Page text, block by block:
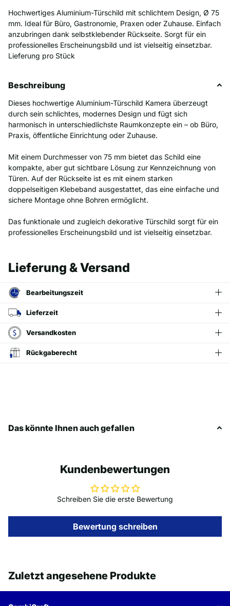
Hochwertiges Aluminium-Türschild mit schlichtem Design, Ø 75
mm. Ideal für Büro, Gastronomie, Praxen oder Zuhause. Einfach
anzubringen dank selbstklebender Rückseite. Sorgt für ein
professionelles Erscheinungsbild und ist vielseitig einsetzbar.
Lieferung pro Stück
Beschreibung
Dieses hochwertige Aluminium-Türschild Kamera überzeugt
durch sein schlichtes, modernes Design und fügt sich
harmonisch in unterschiedlichste Raumkonzepte ein – ob Büro,
Praxis, öffentliche Einrichtung oder Zuhause.
Mit einem Durchmesser von 75 mm bietet das Schild eine
kompakte, aber gut sichtbare Lösung zur Kennzeichnung von
Türen. Auf der Rückseite ist es mit einem starken
doppelseitigen Klebeband ausgestattet, das eine einfache und
sichere Montage ohne Bohren ermöglicht.
Das funktionale und zugleich dekorative Türschild sorgt für ein
professionelles Erscheinungsbild und ist vielseitig einsetzbar.
Lieferung & Versand
Bearbeitungszeit
Lieferzeit
Versandkosten
Rückgaberecht
Das könnte Ihnen auch gefallen
Kundenbewertungen
Schreiben Sie die erste Bewertung
Bewertung schreiben
Zuletzt angesehene Produkte